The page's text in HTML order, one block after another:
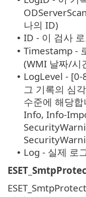
나의 ID)
• ID - 이 검사
• Timestamp -
(WMI 날짜/시
• LogLevel - [0-
그 기록의 심
수준에 해당
Info, Info-
• Log - 실제 로